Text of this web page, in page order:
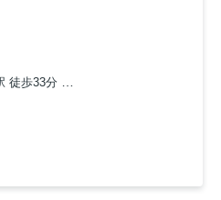
徒歩33分